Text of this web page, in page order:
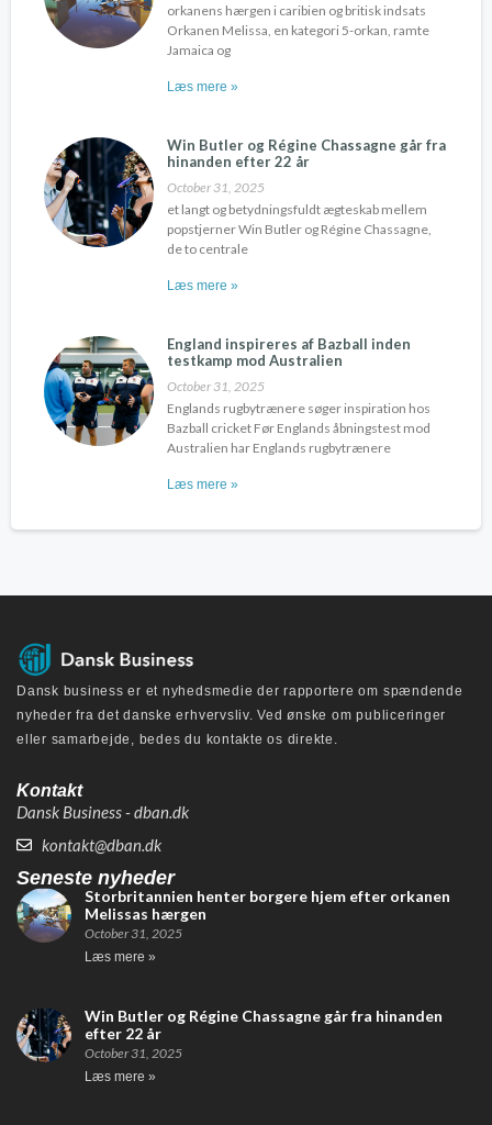
orkanens hærgen i caribien og britisk indsats
Orkanen Melissa, en kategori 5-orkan, ramte
Jamaica og
Læs mere »
Win Butler og Régine Chassagne går fra
hinanden efter 22 år
October 31, 2025
et langt og betydningsfuldt ægteskab mellem
popstjerner Win Butler og Régine Chassagne,
de to centrale
Læs mere »
England inspireres af Bazball inden
testkamp mod Australien
October 31, 2025
Englands rugbytrænere søger inspiration hos
Bazball cricket Før Englands åbningstest mod
Australien har Englands rugbytrænere
Læs mere »
Dansk business er et nyhedsmedie der rapportere om spændende
nyheder fra det danske erhvervsliv. Ved ønske om publiceringer
eller samarbejde, bedes du kontakte os direkte.
Kontakt
Dansk Business - dban.dk
kontakt@dban.dk
Seneste nyheder
Storbritannien henter borgere hjem efter orkanen
Melissas hærgen
October 31, 2025
Læs mere »
Win Butler og Régine Chassagne går fra hinanden
efter 22 år
October 31, 2025
Læs mere »